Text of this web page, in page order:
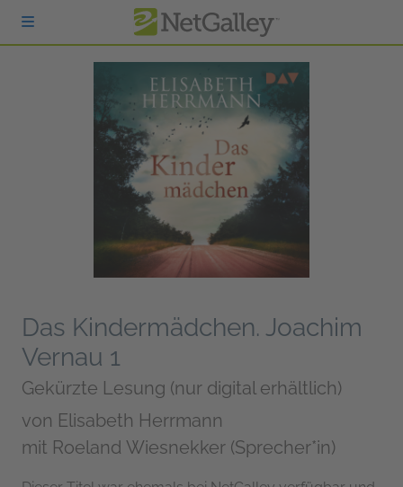
zum Hauptinhalt springen
Das Kindermädchen. Joachim
Vernau 1
Gekürzte Lesung (nur digital erhältlich)
von Elisabeth Herrmann
mit Roeland Wiesnekker (Sprecher*in)